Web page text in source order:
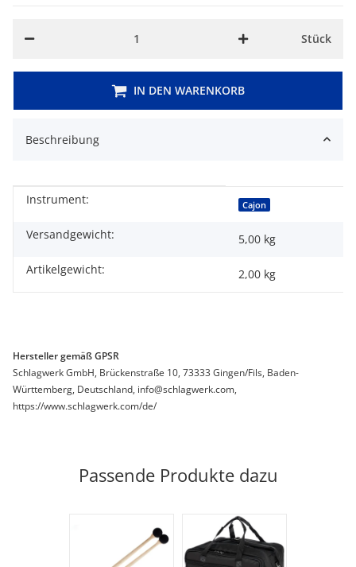
Stück
IN DEN WARENKORB
Beschreibung
Produkteigenschaft
Wert
Instrument: Cajon
Versandgewicht:
5,00 kg
Artikelgewicht:
2,00 kg
Hersteller gemäß GPSR
Schlagwerk GmbH, Brückenstraße 10, 73333 Gingen/Fils, Baden-
Württemberg, Deutschland, info@schlagwerk.com,
https://www.schlagwerk.com/de/
Passende Produkte dazu